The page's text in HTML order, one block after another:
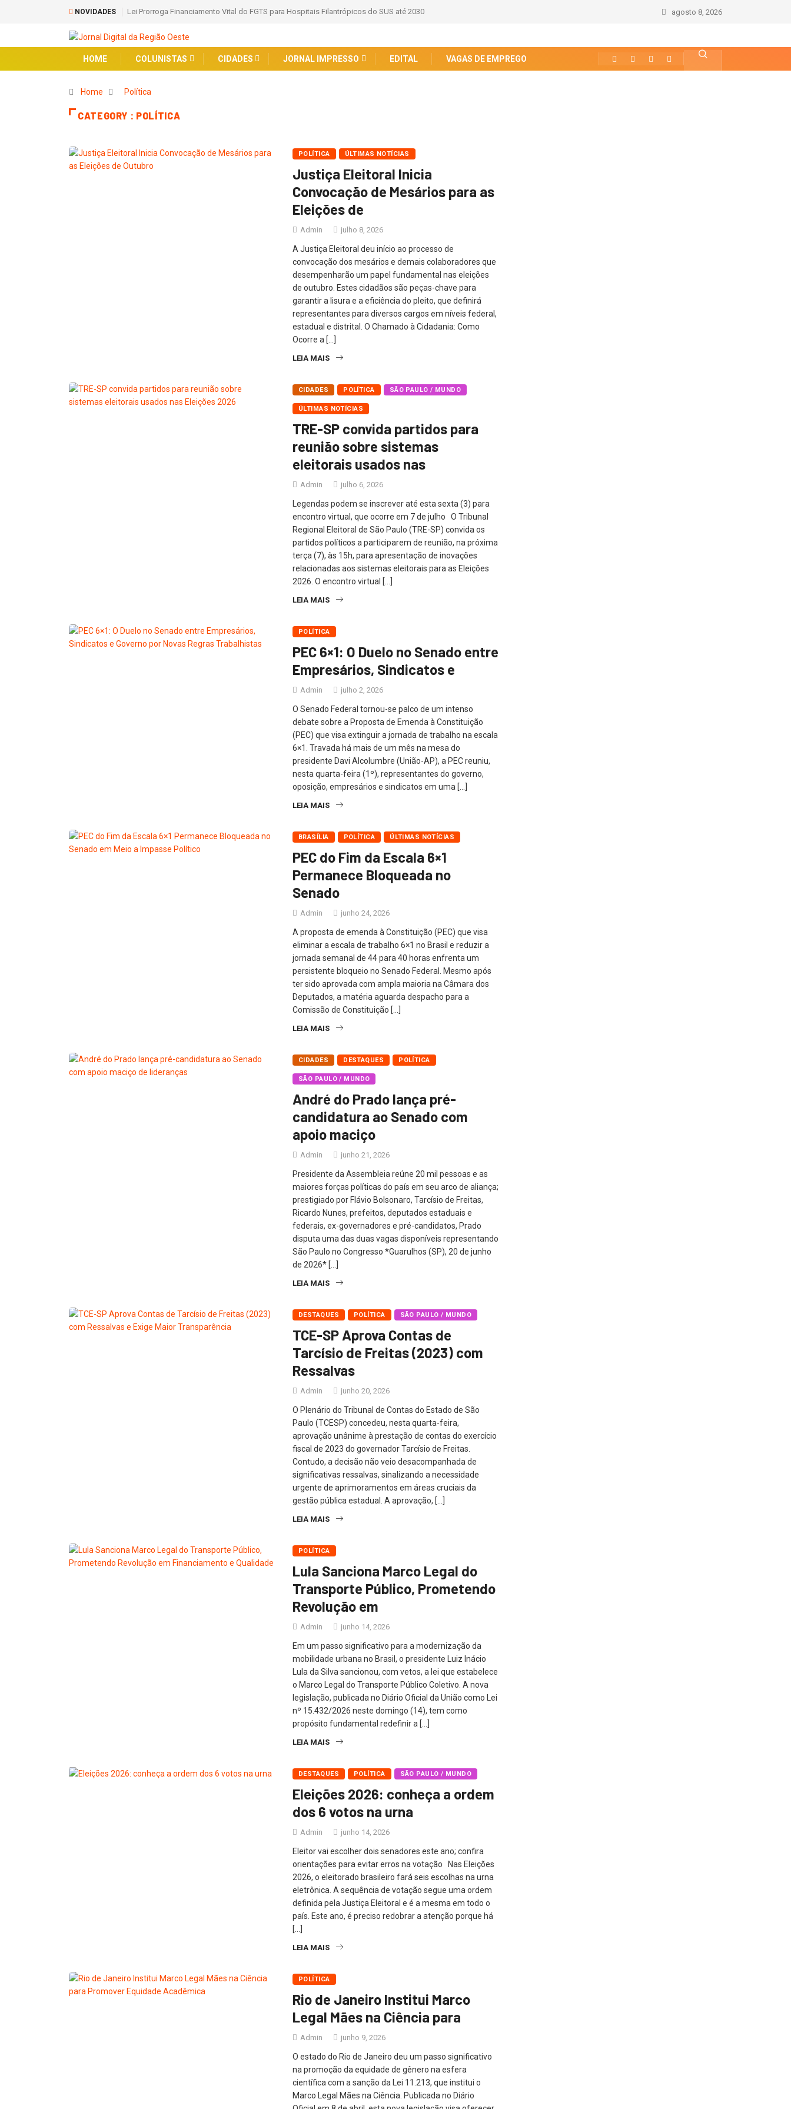
NOVIDADES Lei Prorroga Financiamento Vital do FGTS para Hospitais Filantrópicos do SUS até 2030 agosto 8, 2026
HOME COLUNISTAS CIDADES JORNAL IMPRESSO EDITAL VAGAS DE EMPREGO
Home Política
CATEGORY : POLÍTICA
POLÍTICA ÚLTIMAS NOTÍCIAS
Justiça Eleitoral Inicia
Convocação de Mesários para as
Eleições de
Admin julho 8, 2026
A Justiça Eleitoral deu início ao processo de
convocação dos mesários e demais colaboradores que
desempenharão um papel fundamental nas eleições
de outubro. Estes cidadãos são peças-chave para
garantir a lisura e a eficiência do pleito, que definirá
representantes para diversos cargos em níveis federal,
estadual e distrital. O Chamado à Cidadania: Como
Ocorre a […]
LEIA MAIS
CIDADES POLÍTICA SÃO PAULO / MUNDO
ÚLTIMAS NOTÍCIAS
TRE-SP convida partidos para
reunião sobre sistemas
eleitorais usados nas
Admin julho 6, 2026
Legendas podem se inscrever até esta sexta (3) para
encontro virtual, que ocorre em 7 de julho O Tribunal
Regional Eleitoral de São Paulo (TRE-SP) convida os
partidos políticos a participarem de reunião, na próxima
terça (7), às 15h, para apresentação de inovações
relacionadas aos sistemas eleitorais para as Eleições
2026. O encontro virtual […]
LEIA MAIS
POLÍTICA
PEC 6×1: O Duelo no Senado entre
Empresários, Sindicatos e
Admin julho 2, 2026
O Senado Federal tornou-se palco de um intenso
debate sobre a Proposta de Emenda à Constituição
(PEC) que visa extinguir a jornada de trabalho na escala
6×1. Travada há mais de um mês na mesa do
presidente Davi Alcolumbre (União-AP), a PEC reuniu,
nesta quarta-feira (1º), representantes do governo,
oposição, empresários e sindicatos em uma […]
LEIA MAIS
BRASÍLIA POLÍTICA ÚLTIMAS NOTÍCIAS
PEC do Fim da Escala 6×1
Permanece Bloqueada no
Senado
Admin junho 24, 2026
A proposta de emenda à Constituição (PEC) que visa
eliminar a escala de trabalho 6×1 no Brasil e reduzir a
jornada semanal de 44 para 40 horas enfrenta um
persistente bloqueio no Senado Federal. Mesmo após
ter sido aprovada com ampla maioria na Câmara dos
Deputados, a matéria aguarda despacho para a
Comissão de Constituição […]
LEIA MAIS
CIDADES DESTAQUES POLÍTICA
SÃO PAULO / MUNDO
André do Prado lança pré-
candidatura ao Senado com
apoio maciço
Admin junho 21, 2026
Presidente da Assembleia reúne 20 mil pessoas e as
maiores forças políticas do país em seu arco de aliança;
prestigiado por Flávio Bolsonaro, Tarcísio de Freitas,
Ricardo Nunes, prefeitos, deputados estaduais e
federais, ex-governadores e pré-candidatos, Prado
disputa uma das duas vagas disponíveis representando
São Paulo no Congresso *Guarulhos (SP), 20 de junho
de 2026* […]
LEIA MAIS
DESTAQUES POLÍTICA SÃO PAULO / MUNDO
TCE-SP Aprova Contas de
Tarcísio de Freitas (2023) com
Ressalvas
Admin junho 20, 2026
O Plenário do Tribunal de Contas do Estado de São
Paulo (TCESP) concedeu, nesta quarta-feira,
aprovação unânime à prestação de contas do exercício
fiscal de 2023 do governador Tarcísio de Freitas.
Contudo, a decisão não veio desacompanhada de
significativas ressalvas, sinalizando a necessidade
urgente de aprimoramentos em áreas cruciais da
gestão pública estadual. A aprovação, […]
LEIA MAIS
POLÍTICA
Lula Sanciona Marco Legal do
Transporte Público, Prometendo
Revolução em
Admin junho 14, 2026
Em um passo significativo para a modernização da
mobilidade urbana no Brasil, o presidente Luiz Inácio
Lula da Silva sancionou, com vetos, a lei que estabelece
o Marco Legal do Transporte Público Coletivo. A nova
legislação, publicada no Diário Oficial da União como Lei
nº 15.432/2026 neste domingo (14), tem como
propósito fundamental redefinir a […]
LEIA MAIS
DESTAQUES POLÍTICA SÃO PAULO / MUNDO
Eleições 2026: conheça a ordem
dos 6 votos na urna
Admin junho 14, 2026
Eleitor vai escolher dois senadores este ano; confira
orientações para evitar erros na votação Nas Eleições
2026, o eleitorado brasileiro fará seis escolhas na urna
eletrônica. A sequência de votação segue uma ordem
definida pela Justiça Eleitoral e é a mesma em todo o
país. Este ano, é preciso redobrar a atenção porque há
[…]
LEIA MAIS
POLÍTICA
Rio de Janeiro Institui Marco
Legal Mães na Ciência para
Admin junho 9, 2026
O estado do Rio de Janeiro deu um passo significativo
na promoção da equidade de gênero na esfera
científica com a sanção da Lei 11.213, que institui o
Marco Legal Mães na Ciência. Publicada no Diário